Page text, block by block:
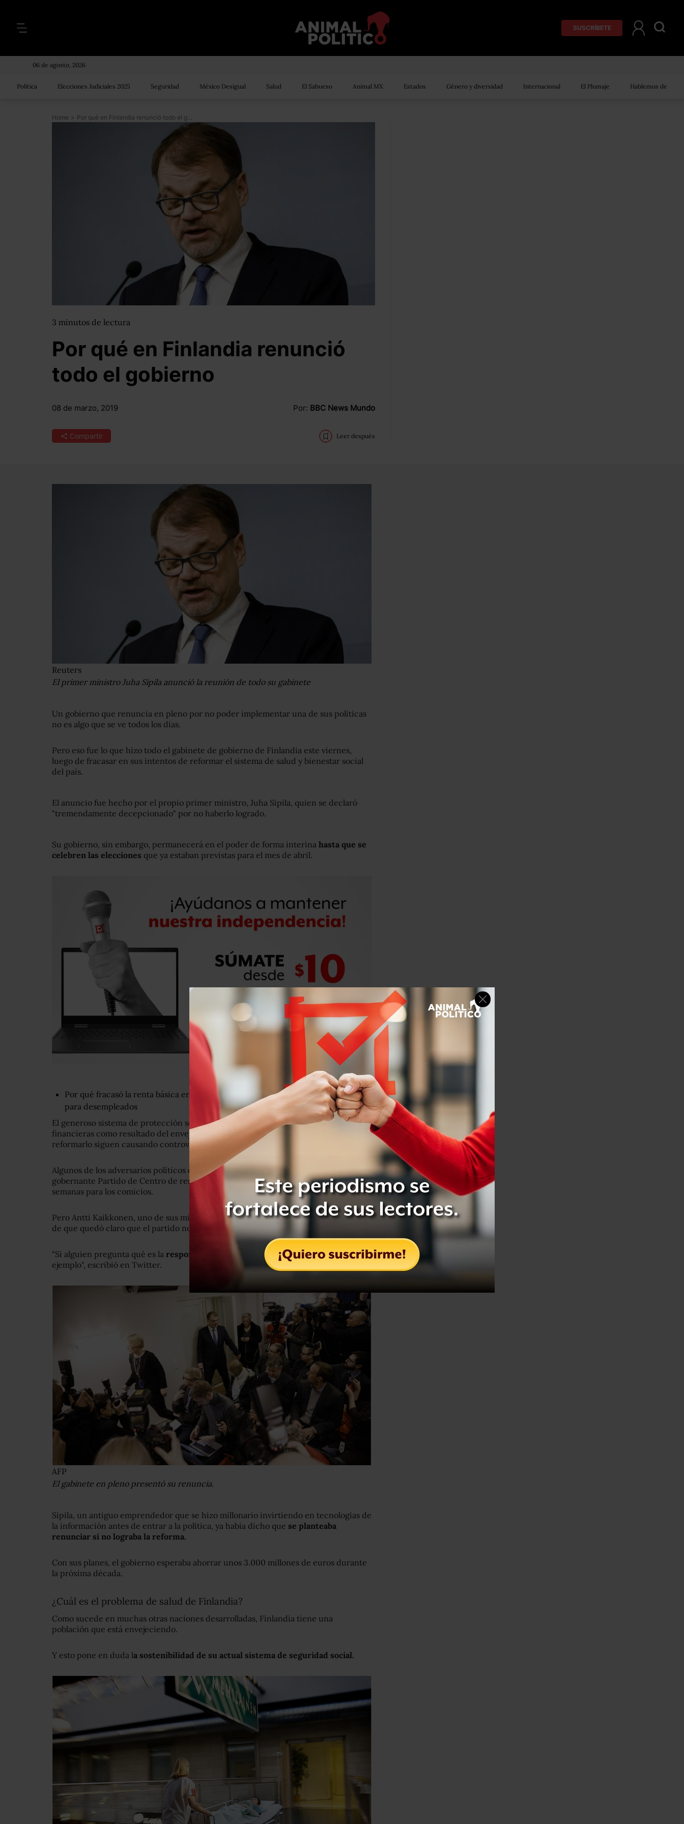
SUSCRÍBETE
06 de agosto, 2026
Política Elecciones Judiciales 2025 Seguridad México Desigual Salud El Sabueso Animal MX Estados Género y diversidad Internacional El Plumaje Hablemos de
Home > Por qué en Finlandia renunció todo el gobierno
3 minutos de lectura
Por qué en Finlandia renunció
todo el gobierno
08 de marzo, 2019 Por: BBC News Mundo
Compartir Leer después
Reuters
El primer ministro Juha Sipila anunció la reunión de todo su gabinete
Un gobierno que renuncia en pleno por no poder implementar una de sus políticas
no es algo que se ve todos los días.
Pero eso fue lo que hizo todo el gabinete de gobierno de Finlandia este viernes,
luego de fracasar en sus intentos de reformar el sistema de salud y bienestar social
del país.
El anuncio fue hecho por el propio primer ministro, Juha Sipila, quien se declaró
"tremendamente decepcionado" por no haberlo logrado.
Su gobierno, sin embargo, permanecerá en el poder de forma interina hasta que se
celebren las elecciones que ya estaban previstas para el mes de abril.
Por qué fracasó la renta básica en Finlandia, el experimento de dinero gratuito
para desempleados
El generoso sistema de protección social de Finlandia sufre fuertes presiones
financieras como resultado del envejecimiento de su población, pero los planes para
reformarlo siguen causando controversia.
Algunos de los adversarios políticos de Sipila han criticado la decisión de su
gobernante Partido de Centro de renunciar cuando solamente faltan algunas
semanas para los comicios.
Pero Antti Kaikkonen, uno de sus miembros, defendió la decisión, que se tomó luego
de que quedó claro que el partido no iba a conseguir su objetivo.
"Si alguien pregunta qué es la responsabilidad política
, yo le diría que este es un
ejemplo", escribió en Twitter.
AFP
El gabinete en pleno presentó su renuncia.
Sipila, un antiguo emprendedor que se hizo millonario invirtiendo en tecnologías de
la información antes de entrar a la política, ya había dicho que se planteaba
renunciar si no lograba la reforma.
Con sus planes, el gobierno esperaba ahorrar unos 3.000 millones de euros durante
la próxima década.
¿Cuál es el problema de salud de Finlandia?
Como sucede en muchas otras naciones desarrolladas, Finlandia tiene una
población que está envejeciendo.
Y esto pone en duda la sostenibilidad de su actual sistema de seguridad social.